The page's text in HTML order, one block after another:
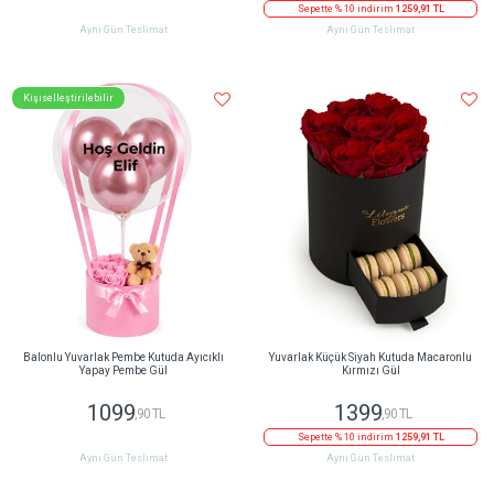
Aynı Gün Teslimat
Sepette % 10 indirim 1259,91 TL
Aynı Gün Teslimat
Kişiselleştirilebilir
Balonlu Yuvarlak Pembe Kutuda Ayıcıklı
Yapay Pembe Gül
1099 ,90 TL
Aynı Gün Teslimat
Yuvarlak Küçük Siyah Kutuda Macaronlu
Kırmızı Gül
1399 ,90 TL
Sepette % 10 indirim 1259,91 TL
Aynı Gün Teslimat